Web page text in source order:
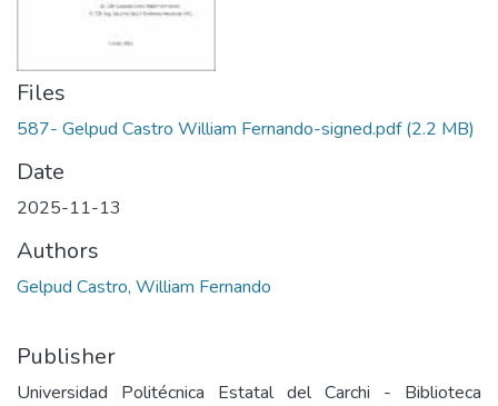
Files
587- Gelpud Castro William Fernando-signed.pdf(2.2 MB)
Date
2025-11-13
Authors
Gelpud Castro, William Fernando
Publisher
Universidad Politécnica Estatal del Carchi - Biblioteca